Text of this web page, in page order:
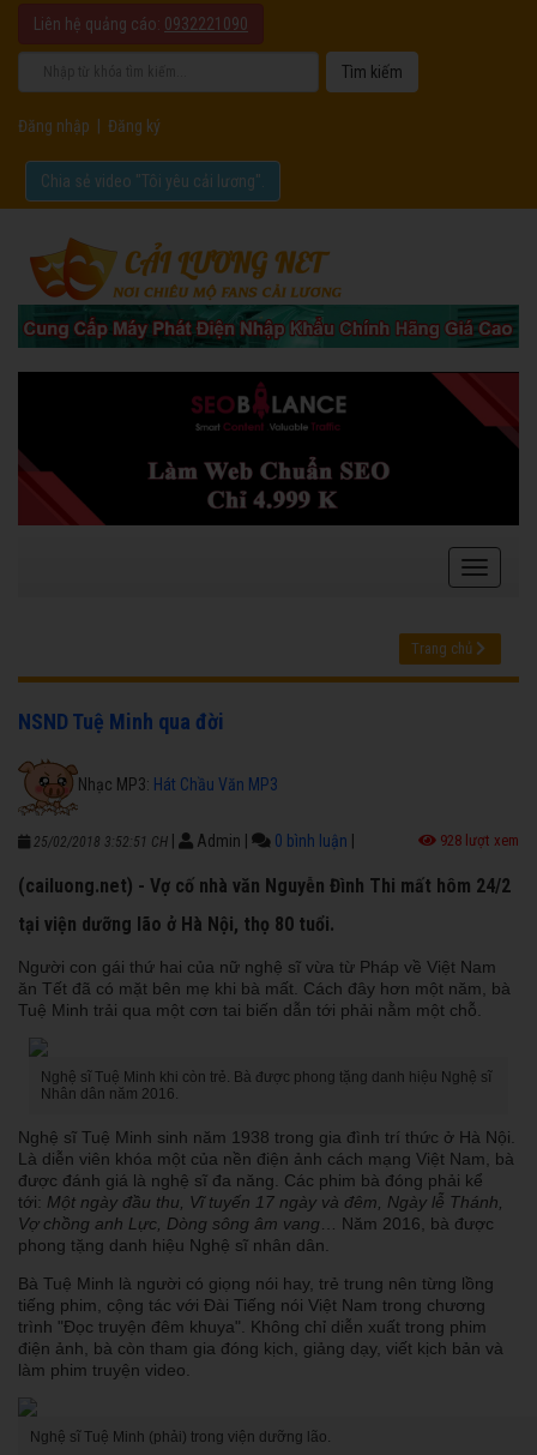
Liên hệ quảng cáo: 0932221090
Đăng nhập Đăng ký
Chia sẻ video "Tôi yêu cải lương".
Trang chủ
NSND Tuệ Minh qua đời
Nhạc MP3: Hát Chầu Văn MP3
25/02/2018 3:52:51 CH Admin 0 bình luận 928 lượt xem
(cailuong.net) - Vợ cố nhà văn Nguyễn Đình Thi mất hôm 24/2
tại viện dưỡng lão ở Hà Nội, thọ 80 tuổi.
Người con gái thứ hai của nữ nghệ sĩ vừa từ Pháp về Việt Nam
ăn Tết đã có mặt bên mẹ khi bà mất. Cách đây hơn một năm, bà
Tuệ Minh trải qua một cơn tai biến dẫn tới phải nằm một chỗ.
Nghệ sĩ Tuệ Minh khi còn trẻ. Bà được phong tặng danh hiệu Nghệ sĩ
Nhân dân năm 2016.
Nghệ sĩ Tuệ Minh sinh năm 1938 trong gia đình trí thức ở Hà Nội.
Là diễn viên khóa một của nền điện ảnh cách mạng Việt Nam, bà
được đánh giá là nghệ sĩ đa năng. Các phim bà đóng phải kể
tới: Một ngày đầu thu, Vĩ tuyến 17 ngày và đêm, Ngày lễ Thánh,
Vợ chồng anh Lực, Dòng sông âm vang … Năm 2016, bà được
phong tặng danh hiệu Nghệ sĩ nhân dân.
Bà Tuệ Minh là người có giọng nói hay, trẻ trung nên từng lồng
tiếng phim, cộng tác với Đài Tiếng nói Việt Nam trong chương
trình "Đọc truyện đêm khuya". Không chỉ diễn xuất trong phim
điện ảnh, bà còn tham gia đóng kịch, giảng dạy, viết kịch bản và
làm phim truyện video.
Nghệ sĩ Tuệ Minh (phải) trong viện dưỡng lão.